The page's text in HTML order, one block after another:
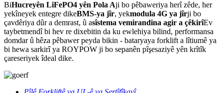
BiHucreyên LiFePO4 yên Pola Aji bo pêbaweriya herî zêde, her
yekîneyek entegre dikeBMS-ya jîr, yekmodula 4G ya jîrji bo
çavdêriya dûr a demrast, û asîstema vemirandina agir a çêkirîEv
taybetmendî bi hev re dixebitin da ku ewlehiya bilind, performansa
domdar û hêza pêbawer peyda bikin - bataryaya forklift a lîtiumê ya
bi hewa sarkirî ya ROYPOW ji bo sepanên pîşesaziyê yên krîtîk
çareseriyek îdeal dike.